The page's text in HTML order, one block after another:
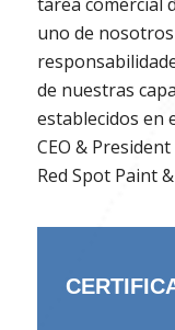
tarea comercial
uno de
de nuestras
establecidos en
CEO & President
Red Spot Paint